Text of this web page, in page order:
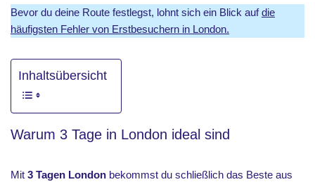
Bevor du deine Route festlegst, lohnt sich ein Blick aufdie
häufigsten Fehler von Erstbesuchern in London.
Inhaltsübersicht
Warum 3 Tage in London ideal sind
Mit 3 Tagen London bekommst du schließlich das Beste aus